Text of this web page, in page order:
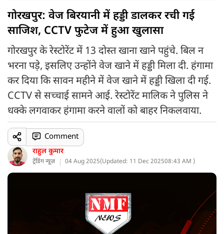
गोरखपुर: वेज बिरयानी में हड्डी डालकर रची गई
साजिश, CCTV फुटेज में हुआ खुलासा
गोरखपुर के रेस्टोरेंट में 13 दोस्त खाना खाने पहुंचे. बिल न
भरना पड़े, इसलिए उन्होंने वेज खाने में हड्डी मिला दी. हंगामा
कर दिया कि सावन महीने में वेज खाने में हड्डी खिला दी गई.
CCTV से सच्चाई सामने आई. रेस्टोरेंट मालिक ने पुलिस ने
धक्के लगवाकर हंगामा करने वालों को बाहर निकलवाया.
राहुल कुमार
ट्रेंडिंग न्यूज़ 04 Aug 2025(Updated: 11 Dec 202508:43 AM )
Comment